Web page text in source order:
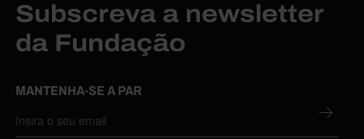
Subscreva a newsletter
da Fundação
MANTENHA-SE A PAR